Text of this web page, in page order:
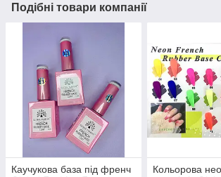
Подібні товари компанії
Каучукова база під френч
Кольорова